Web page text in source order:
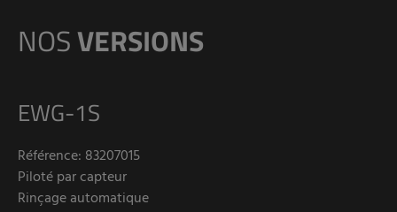
NOSVERSIONS
EWG-1S
Référence: 83207015
Piloté par capteur
Rinçage automatique